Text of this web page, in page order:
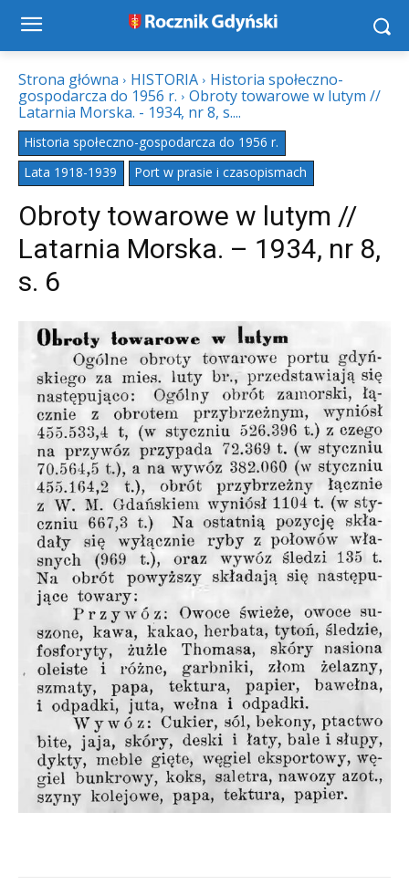
Strona główna HISTORIA
Historia społeczno-
gospodarcza do 1956 r.
Obroty towarowe w lutym //
Latarnia Morska. - 1934, nr 8, s....
Historia społeczno-gospodarcza do 1956 r.
Lata 1918-1939
Port w prasie i czasopismach
Obroty towarowe w lutym //
Latarnia Morska. – 1934, nr 8,
s. 6